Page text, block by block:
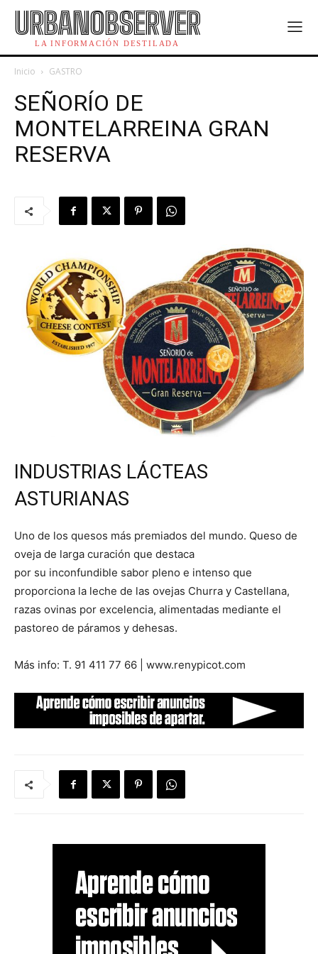
URBANOBSERVER
LA INFORMACIÓN DESTILADA
Inicio GASTRO
SEÑORÍO DE
MONTELARREINA GRAN
RESERVA
INDUSTRIAS LÁCTEAS
ASTURIANAS
Uno de los quesos más premiados del mundo. Queso de
oveja de larga curación que destaca
por su inconfundible sabor pleno e intenso que
proporciona la leche de las ovejas Churra y Castellana,
razas ovinas por excelencia, alimentadas mediante el
pastoreo de páramos y dehesas.
Más info: T. 91 411 77 66 | www.renypicot.com